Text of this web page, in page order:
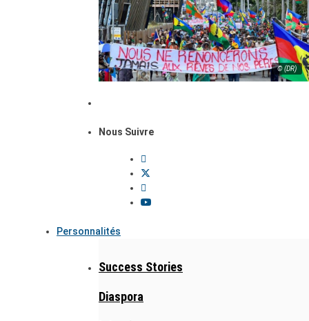
© (DR)
Nous Suivre
Personnalités
Success Stories
Diaspora